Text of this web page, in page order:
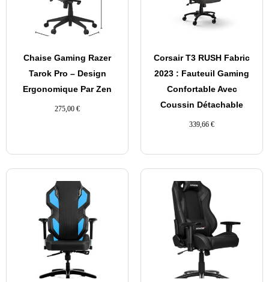
Chaise Gaming Razer
Tarok Pro – Design
Ergonomique Par Zen
275,00 €
Corsair T3 RUSH Fabric
2023 : Fauteuil Gaming
Confortable Avec
Coussin Détachable
339,66 €